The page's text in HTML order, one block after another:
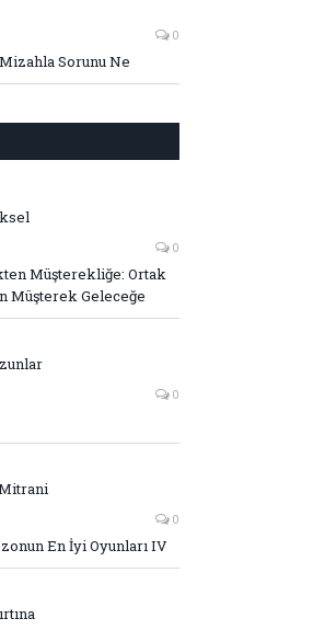
0
Sorunu Ne
0
Müşterekliğe: Ortak
Müşterek Geleceğe
0
0
En İyi Oyunları IV